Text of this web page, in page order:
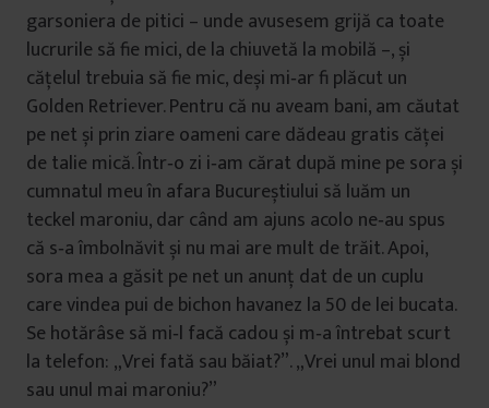
garsoniera de pitici – unde avusesem grijă ca toate
lucrurile să fie mici, de la chiuvetă la mobilă –, și
cățelul trebuia să fie mic, deși mi‑ar fi plăcut un
Golden Retriever. Pentru că nu aveam bani, am căutat
pe net și prin ziare oameni care dădeau gratis căței
de talie mică. Într‑o zi i‑am cărat după mine pe sora și
cumnatul meu în afara Bucureștiului să luăm un
teckel maroniu, dar când am ajuns acolo ne‑au spus
că s‑a îmbolnăvit și nu mai are mult de trăit. Apoi,
sora mea a găsit pe net un anunț dat de un cuplu
care vindea pui de bichon havanez la 50 de lei bucata.
Se hotărâse să mi‑l facă cadou și m‑a întrebat scurt
la telefon: „Vrei fată sau băiat?”. „Vrei unul mai blond
sau unul mai maroniu?”